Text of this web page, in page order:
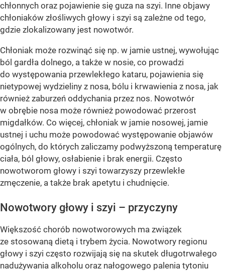
chłonnych oraz pojawienie się guza na szyi. Inne objawy
chłoniaków złośliwych głowy i szyi są zależne od tego,
gdzie zlokalizowany jest nowotwór.
Chłoniak może rozwinąć się np. w jamie ustnej, wywołując
ból gardła dolnego, a także w nosie, co prowadzi
do występowania przewlekłego kataru, pojawienia się
nietypowej wydzieliny z nosa, bólu i krwawienia z nosa, jak
również zaburzeń oddychania przez nos. Nowotwór
w obrębie nosa może również powodować przerost
migdałków. Co więcej, chłoniak w jamie nosowej, jamie
ustnej i uchu może powodować występowanie objawów
ogólnych, do których zaliczamy podwyższoną temperaturę
ciała, ból głowy, osłabienie i brak energii. Często
nowotworom głowy i szyi towarzyszy przewlekłe
zmęczenie, a także brak apetytu i chudnięcie.
Nowotwory głowy i szyi – przyczyny
Większość chorób nowotworowych ma związek
ze stosowaną dietą i trybem życia. Nowotwory regionu
głowy i szyi często rozwijają się na skutek długotrwałego
nadużywania alkoholu oraz nałogowego palenia tytoniu